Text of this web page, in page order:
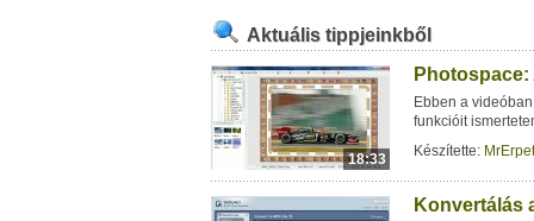
Aktuális tippjeinkből
18:33
Ebben a
funkcióit
Készítette:
Konvertálás